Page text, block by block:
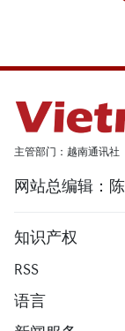
主管部门：越南通讯社
网站总编辑：
知识产权
RSS
语言